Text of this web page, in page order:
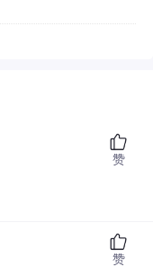
赞
赞